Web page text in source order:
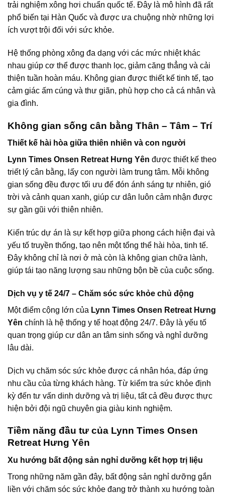
trải nghiệm xông hơi chuẩn quốc tế. Đây là mô hình đã rất
phổ biến tại Hàn Quốc và được ưa chuộng nhờ những lợi
ích vượt trội đối với sức khỏe.
Hệ thống phòng xông đa dạng với các mức nhiệt khác
nhau giúp cơ thể được thanh lọc, giảm căng thẳng và cải
thiện tuần hoàn máu. Không gian được thiết kế tinh tế, tạo
cảm giác ấm cúng và thư giãn, phù hợp cho cả cá nhân và
gia đình.
Không gian sống cân bằng Thân – Tâm – Trí
Thiết kế hài hòa giữa thiên nhiên và con người
Lynn Times Onsen Retreat Hưng Yên được thiết kế theo
triết lý cân bằng, lấy con người làm trung tâm. Mỗi không
gian sống đều được tối ưu để đón ánh sáng tự nhiên, gió
trời và cảnh quan xanh, giúp cư dân luôn cảm nhận được
sự gần gũi với thiên nhiên.
Kiến trúc dự án là sự kết hợp giữa phong cách hiện đại và
yếu tố truyền thống, tạo nên một tổng thể hài hòa, tinh tế.
Đây không chỉ là nơi ở mà còn là không gian chữa lành,
giúp tái tạo năng lượng sau những bộn bề của cuộc sống.
Dịch vụ y tế 24/7 – Chăm sóc sức khỏe chủ động
Một điểm cộng lớn của Lynn Times Onsen Retreat Hưng
Yên chính là hệ thống y tế hoạt động 24/7. Đây là yếu tố
quan trọng giúp cư dân an tâm sinh sống và nghỉ dưỡng
lâu dài.
Dịch vụ chăm sóc sức khỏe được cá nhân hóa, đáp ứng
nhu cầu của từng khách hàng. Từ kiểm tra sức khỏe định
kỳ đến tư vấn dinh dưỡng và trị liệu, tất cả đều được thực
hiện bởi đội ngũ chuyên gia giàu kinh nghiệm.
Tiềm năng đầu tư của Lynn Times Onsen
Retreat Hưng Yên
Xu hướng bất động sản nghỉ dưỡng kết hợp trị liệu
Trong những năm gần đây, bất động sản nghỉ dưỡng gắn
liền với chăm sóc sức khỏe đang trở thành xu hướng toàn